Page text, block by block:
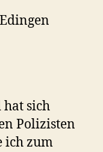
sich
Polizisten
ich zum